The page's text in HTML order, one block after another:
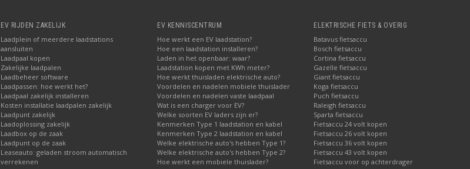
EV RIJDEN ZAKELIJK
Laadplein of meerdere laadstations
aansluiten
Laadpaal kopen
Zakelijke laadpalen
Laadbeheer software
Laadpassen: hoe werkt het?
Laadpaal zakelijk installeren
Kosten installatie laadpalen zakelijk
Laadpunt zakelijk
Laadoplossing zakelijk
Laadbox op de zaak
Laadpunt op de zaak
Leaseauto: geladen stroom automatisch
verrekenen
EV KENNISCENTRUM
Hoe werkt een EV laadstation?
Hoe een laadstation installeren?
Laden in het openbaar: waar?
Laadstation kopen met KWh meter?
Hoe werkt thuisladen elektrische auto?
Voordelen en nadelen mobiele thuislader
Voordelen en nadelen vaste laadpaal
Wat is een charger voor EV?
Welke soorten EV laders zijn er?
Kenmerken Type 1 laadstation en kabel
Kenmerken Type 2 laadstation en kabel
Welke elektrische auto's hebben Type 1?
Welke elektrische auto's hebben Type 2?
Hoe werkt een mobiele thuislader?
ELEKTRISCHE FIETS & OVERIG
Batavus fietsaccu
Bosch fietsaccu
Cortina fietsaccu
Gazelle fietsaccu
Giant fietsaccu
Koga fietsaccu
Puch fietsaccu
Raleigh fietsaccu
Sparta fietsaccu
Fietsaccu 24 volt kopen
Fietsaccu 26 volt kopen
Fietsaccu 36 volt kopen
Fietsaccu 43 volt kopen
Fietsaccu voor op achterdrager